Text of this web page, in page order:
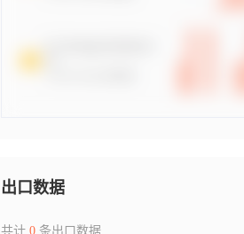
出口数据
共计 0条出口数据